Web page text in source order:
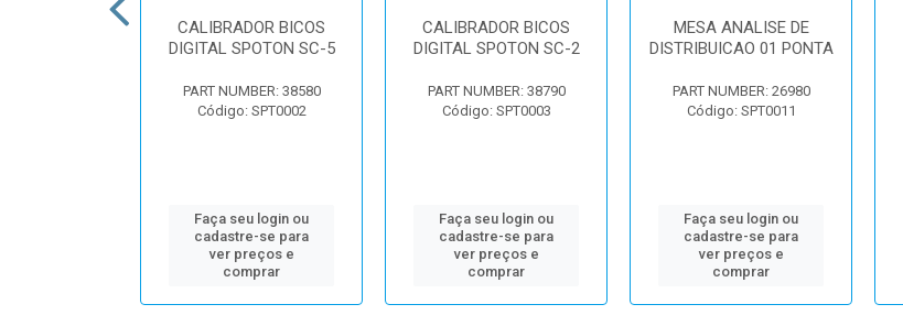
CALIBRADOR BICOS
DIGITAL SPOTON SC-5
PART NUMBER: 38580
Código: SPT0002
Faça seu login ou
cadastre-se para
ver preços e
comprar
CALIBRADOR BICOS
DIGITAL SPOTON SC-2
PART NUMBER: 38790
Código: SPT0003
Faça seu login ou
cadastre-se para
ver preços e
comprar
MESA ANALISE DE
DISTRIBUICAO 01 PONTA
PART NUMBER: 26980
Código: SPT0011
Faça seu login ou
cadastre-se para
ver preços e
comprar